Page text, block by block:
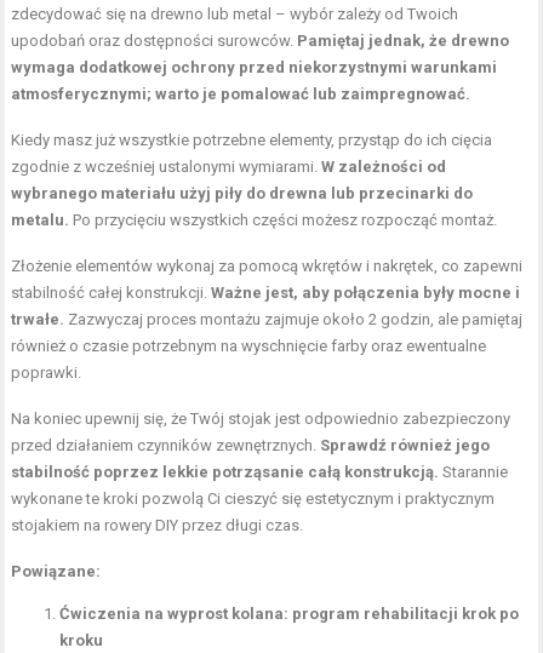
zdecydować się na drewno lub metal – wybór zależy od Twoich
upodobań oraz dostępności surowców. Pamiętaj jednak, że drewno
wymaga dodatkowej ochrony przed niekorzystnymi warunkami
atmosferycznymi; warto je pomalować lub zaimpregnować.
Kiedy masz już wszystkie potrzebne elementy, przystąp do ich cięcia
zgodnie z wcześniej ustalonymi wymiarami.W zależności od
wybranego materiału użyj piły do drewna lub przecinarki do
metalu. Po przycięciu wszystkich części możesz rozpocząć montaż.
Złożenie elementów wykonaj za pomocą wkrętów i nakrętek, co zapewni
stabilność całej konstrukcji.Ważne jest, aby połączenia były mocne i
trwałe. Zazwyczaj proces montażu zajmuje około 2 godzin, ale pamiętaj
również o czasie potrzebnym na wyschnięcie farby oraz ewentualne
poprawki.
Na koniec upewnij się, że Twój stojak jest odpowiednio zabezpieczony
przed działaniem czynników zewnętrznych. Sprawdź również jego
stabilność poprzez lekkie potrząsanie całą konstrukcją. Starannie
wykonane te kroki pozwolą Ci cieszyć się estetycznym i praktycznym
stojakiem na rowery DIY przez długi czas.
Powiązane:
Ćwiczenia na wyprost kolana: program rehabilitacji krok po
kroku